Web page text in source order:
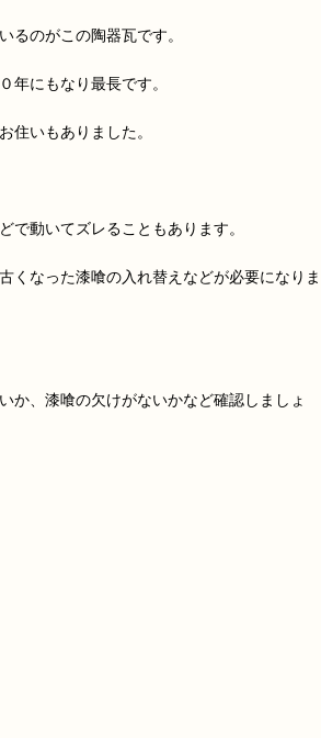
るのがこの陶器瓦です。
年にもなり最長です。
住いもありました。
で動いてズレることもあります。
くなった漆喰の入れ替えなどが必要になりま
か、漆喰の欠けがないかなど確認しましょ